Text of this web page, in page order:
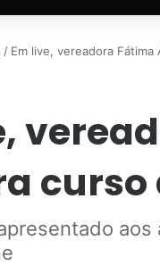
/ Em live, vereadora
curso